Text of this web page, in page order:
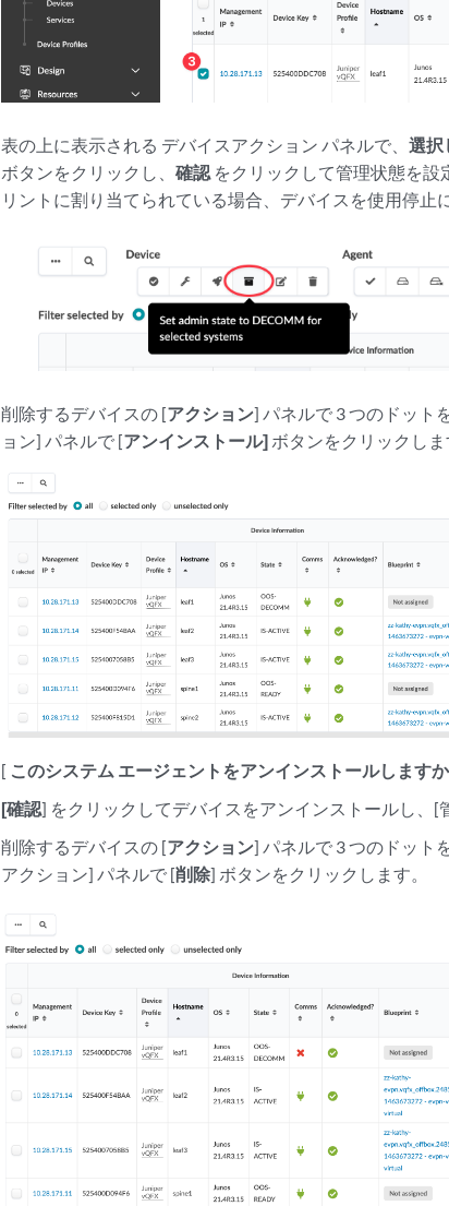
表の上に表示される デバイスアクション パネルで、選択
ボタンをクリックし、確認 をクリックして管理状態を
リントに割り当てられている場合、デバイスを使用停止
削除するデバイスの [アクション] パネルで 3 つのドット
ョン] パネルで [アンインストール] ボタンをクリックしま
[ このシステム エージェントをアンインストールします
[確認] をクリックしてデバイスをアンインストールし、[
削除するデバイスの [アクション] パネルで 3 つのドット
アクション] パネルで [削除] ボタンをクリックします。